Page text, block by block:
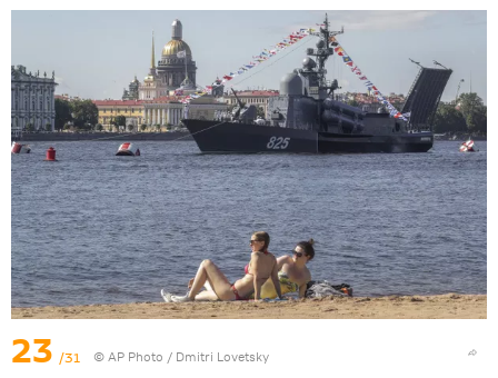
23 /31 © AP Photo / Dmitri Lovetsky